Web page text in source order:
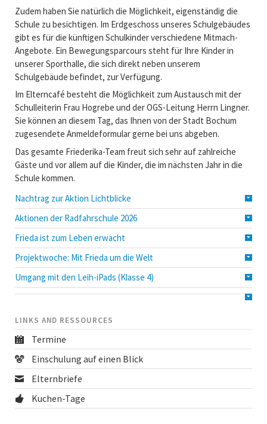
Zudem haben Sie natürlich die Möglichkeit, eigenständig die
Schule zu besichtigen. Im Erdgeschoss unseres Schulgebäudes
gibt es für die künftigen Schulkinder verschiedene Mitmach-
Angebote. Ein Bewegungsparcours steht für Ihre Kinder in
unserer Sporthalle, die sich direkt neben unserem
Schulgebäude befindet, zur Verfügung.
Im Elterncafé besteht die Möglichkeit zum Austausch mit der
Schulleiterin Frau Hogrebe und der OGS-Leitung Herrn Lingner.
Sie können an diesem Tag, das Ihnen von der Stadt Bochum
zugesendete Anmeldeformular gerne bei uns abgeben.
Das gesamte Friederika-Team freut sich sehr auf zahlreiche
Gäste und vor allem auf die Kinder, die im nächsten Jahr in die
Schule kommen.
Nachtrag zur Aktion Lichtblicke
Aktionen der Radfahrschule 2026
Frieda ist zum Leben erwacht
Projektwoche: Mit Frieda um die Welt
Umgang mit den Leih-iPads (Klasse 4)
LINKS AND RESSOURCES
Termine
Einschulung auf einen Blick
Elternbriefe
Kuchen-Tage